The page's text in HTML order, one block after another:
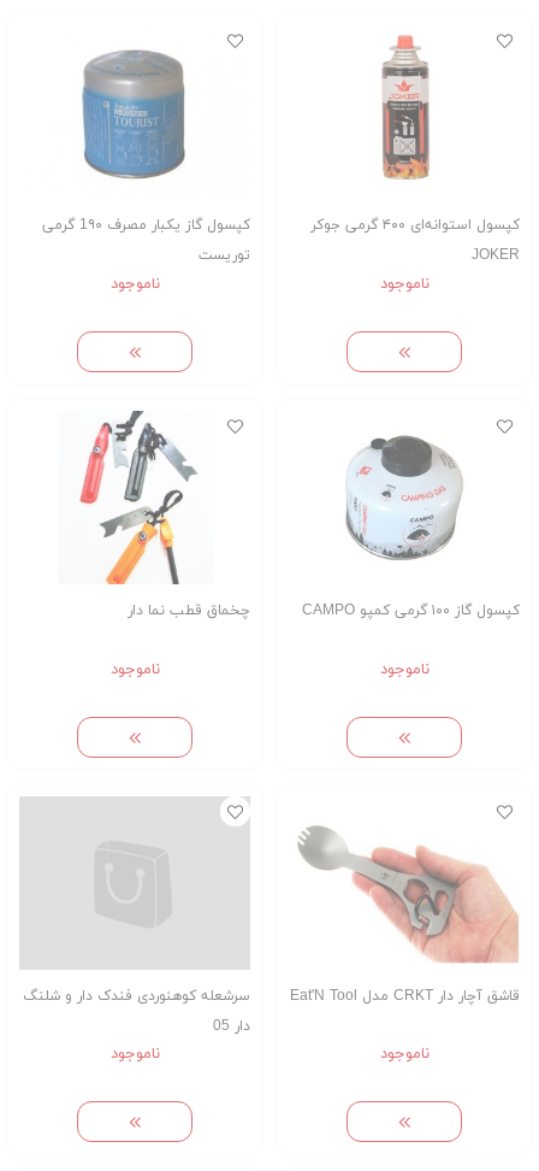
کپسول استوانه‌ای ۴۰۰ گرمی جوکر
JOKER
ناموجود
کپسول گاز یکبار مصرف 1۹۰ گرمی
توریست
ناموجود
کپسول گاز ۱۰۰ گرمی کمپو CAMPO
ناموجود
چخماق قطب نما دار
ناموجود
قاشق آچار دار CRKT مدل Eat'N Tool
ناموجود
سرشعله کوهنوردی فندک دار و شلنگ
دار 05
ناموجود